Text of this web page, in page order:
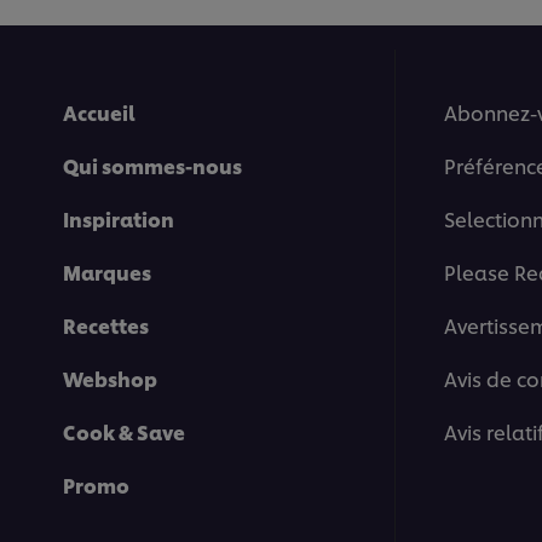
Accueil
Qui sommes-nous
Inspiration
Marques
Recettes
Webshop
Cook & Save
Promo
Abonnez-
Please
Avis de
Avis